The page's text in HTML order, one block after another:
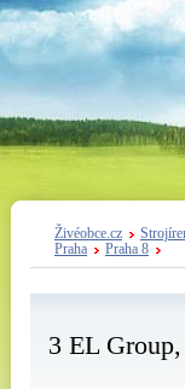
Živéobce.cz
Praha
Praha 8
3 EL